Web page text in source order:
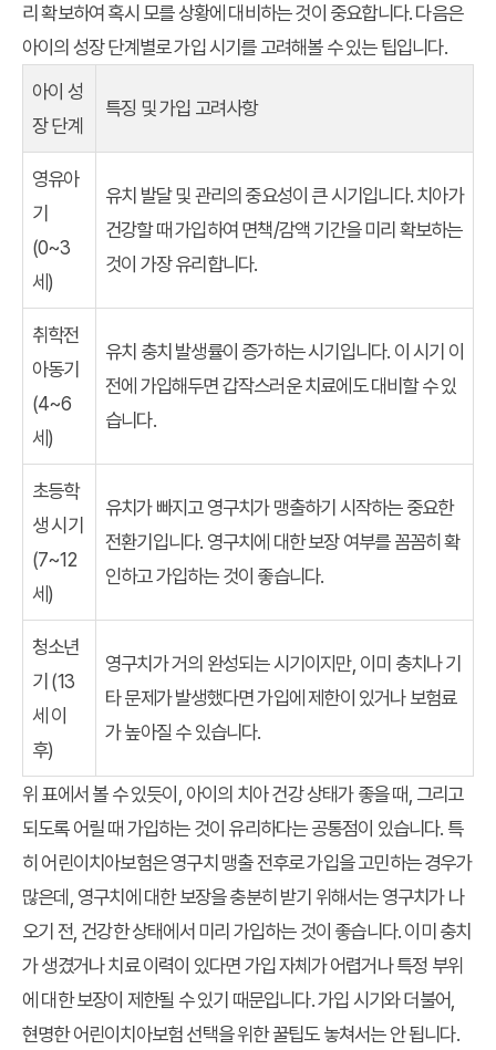
리 확보하여 혹시 모를 상황에 대비하는 것이 중요합니다. 다음은
아이의 성장 단계별로 가입 시기를 고려해볼 수 있는 팁입니다.
아이 성
장 단계
특징 및 가입 고려사항
영유아
기
(0~3
세)
유치 발달 및 관리의 중요성이 큰 시기입니다. 치아가
건강할 때 가입하여 면책/감액 기간을 미리 확보하는
것이 가장 유리합니다.
취학전
아동기
(4~6
세)
유치 충치 발생률이 증가하는 시기입니다. 이 시기 이
전에 가입해두면 갑작스러운 치료에도 대비할 수 있
습니다.
초등학
생 시기
(7~12
세)
유치가 빠지고 영구치가 맹출하기 시작하는 중요한
전환기입니다. 영구치에 대한 보장 여부를 꼼꼼히 확
인하고 가입하는 것이 좋습니다.
청소년
기 (13
세 이
후)
영구치가 거의 완성되는 시기이지만, 이미 충치나 기
타 문제가 발생했다면 가입에 제한이 있거나 보험료
가 높아질 수 있습니다.
위 표에서 볼 수 있듯이, 아이의 치아 건강 상태가 좋을 때, 그리고
되도록 어릴 때 가입하는 것이 유리하다는 공통점이 있습니다. 특
히 어린이치아보험은 영구치 맹출 전후로 가입을 고민하는 경우가
많은데, 영구치에 대한 보장을 충분히 받기 위해서는 영구치가 나
오기 전, 건강한 상태에서 미리 가입하는 것이 좋습니다. 이미 충치
가 생겼거나 치료 이력이 있다면 가입 자체가 어렵거나 특정 부위
에 대한 보장이 제한될 수 있기 때문입니다. 가입 시기와 더불어,
현명한 어린이치아보험 선택을 위한 꿀팁도 놓쳐서는 안 됩니다.